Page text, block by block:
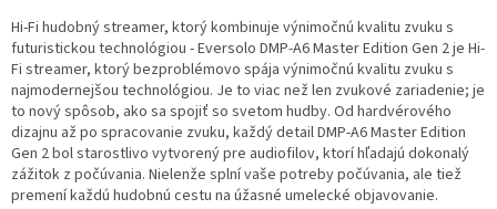
Hi-Fi hudobný streamer, ktorý kombinuje výnimočnú kvalitu zvuku s
futuristickou technológiou - Eversolo DMP-A6 Master Edition Gen 2 je Hi-
Fi streamer, ktorý bezproblémovo spája výnimočnú kvalitu zvuku s
najmodernejšou technológiou. Je to viac než len zvukové zariadenie; je
to nový spôsob, ako sa spojiť so svetom hudby. Od hardvérového
dizajnu až po spracovanie zvuku, každý detail DMP-A6 Master Edition
Gen 2 bol starostlivo vytvorený pre audiofilov, ktorí hľadajú dokonalý
zážitok z počúvania. Nielenže splní vaše potreby počúvania, ale tiež
premení každú hudobnú cestu na úžasné umelecké objavovanie.